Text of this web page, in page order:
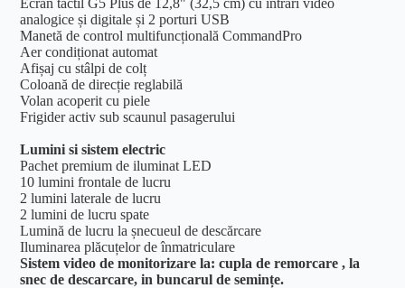
analogice și digitale și 2 porturi USB
Manetă de control multifuncțională CommandPro
Aer condiționat automat
Afișaj cu stâlpi de colț
Coloană de direcție reglabilă
Volan acoperit cu piele
Frigider activ sub scaunul pasagerului
Lumini si sistem electric
Pachet premium de iluminat LED
10 lumini frontale de lucru
2 lumini laterale de lucru
2 lumini de lucru spate
Lumină de lucru la șnecueul de descărcare
Iluminarea plăcuțelor de înmatriculare
Sistem video de monitorizare la: cupla de remorcare , la
snec de descarcare, in buncarul de semințe.